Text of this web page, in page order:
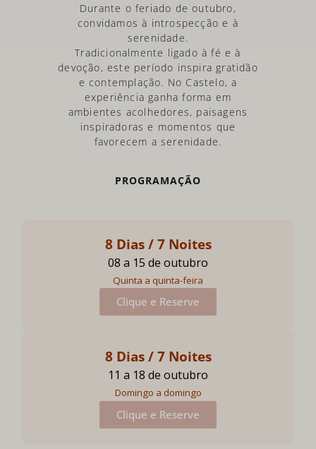
Durante o feriado de outubro,
convidamos à introspecção e à
serenidade.
Tradicionalmente ligado à fé e à
devoção, este período inspira gratidão
e contemplação. No Castelo, a
experiência ganha forma em
ambientes acolhedores, paisagens
inspiradoras e momentos que
favorecem a serenidade.
PROGRAMAÇÃO
8 Dias / 7 Noites
08 a 15 de outubro
Quinta a quinta-feira
Clique e Reserve
8 Dias / 7 Noites
11 a 18 de outubro
Domingo a domingo
Clique e Reserve